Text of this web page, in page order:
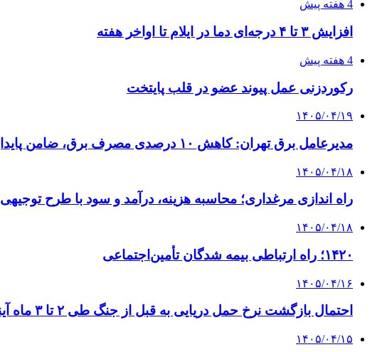
4 هفته پیش
افزایش ۳ تا ۴ درجه‌ای دما در ایلام تا اواخر هفته
4 هفته پیش
رکوردزنی عمل پیوند عضو در قلب پایتخت
۱۴۰۵/۰۴/۱۹
مدیرعامل برق تهران: کاهش ۱۰ درصدی مصرف برق، ضامن پایداری شبکه است
۱۴۰۵/۰۴/۱۸
راه اندازی مرغداری؛ محاسبه هزینه، درآمد و سود با طرح توجیهی
۱۴۰۵/۰۴/۱۸
۱۴۲۰؛ راه ارتباطی بیمه شدگان تأمین‌اجتماعی
۱۴۰۵/۰۴/۱۶
احتمال بازگشت نرخ حمل دریایی به قبل از جنگ طی ۲ تا ۳ ماه آینده
۱۴۰۵/۰۴/۱۵